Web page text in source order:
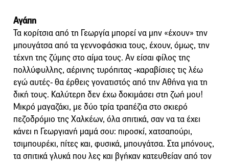
Αγάπη
Τα κορίτσια από τη Γεωργία μπορεί να μην «έχουν» την
μπουγάτσα από τα γεννοφάσκια τους, έχουν, όμως, την
τέχνη της ζύμης στο αίμα τους. Αν είσαι φίλος της
πολλύφυλλης, αέρινης τυρόπιτας -καραβίσιες τις λέω
εγώ αυτές- θα έρθεις γονατιστός από την Αθήνα για τη
δική τους. Καλύτερη δεν έχω δοκιμάσει στη ζωή μου!
Μικρό μαγαζάκι, με δύο τρία τραπέζια στο σκιερό
πεζοδρόμιο της Χαλκέων, όλα σπιτικά, σαν να τα έχει
κάνει η Γεωργιανή μαμά σου: πιροσκί, χατσαπούρι,
τσιμπουρέκι, πίτες και, φυσικά, μπουγάτσα. Στα μπόνους,
τα σπιτικά γλυκά που λες και βγήκαν κατευθείαν από τον